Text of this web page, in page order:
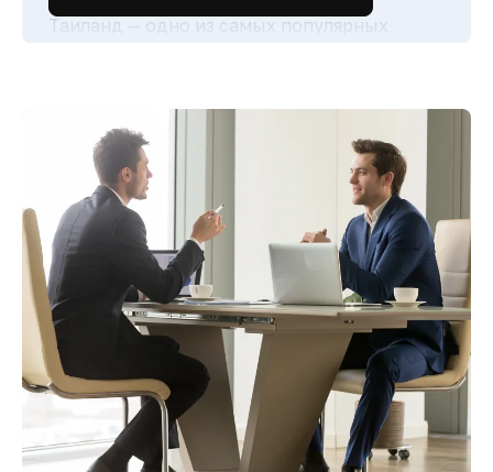
Таиланд — одно из самых популярных
высокий спрос на аренду недвижимости.
Простая и прозрачная
покупка
Понятная процедура покупки для
иностранцев и сопровождение юристов
делают сделки быстрыми и безопасными.
Комфортная жизнь и
развитая
инфраструктура
Современные больницы, международные
школы, торговые центры и высокий
уровень сервиса обеспечивают комфорт
для жизни и отдыха.